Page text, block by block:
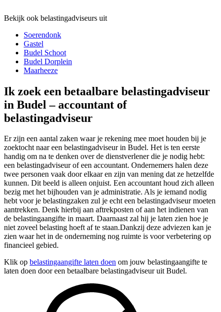
Bekijk ook belastingadviseurs uit
Soerendonk
Gastel
Budel Schoot
Budel Dorplein
Maarheeze
Ik zoek een betaalbare belastingadviseur
in Budel – accountant of
belastingadviseur
Er zijn een aantal zaken waar je rekening mee moet houden bij je
zoektocht naar een belastingadviseur in Budel. Het is ten eerste
handig om na te denken over de dienstverlener die je nodig hebt:
een belastingadviseur of een accountant. Ondernemers halen deze
twee personen vaak door elkaar en zijn van mening dat ze hetzelfde
kunnen. Dit beeld is alleen onjuist. Een accountant houd zich alleen
bezig met het bijhouden van je administratie. Als je iemand nodig
hebt voor je belastingzaken zul je echt een belastingadviseur moeten
aantrekken. Denk hierbij aan aftrekposten of aan het indienen van
de belastingaangifte in maart. Daarnaast zal hij je laten zien hoe je
niet zoveel belasting hoeft af te staan.Dankzij deze adviezen kan je
zien waar het in de onderneming nog ruimte is voor verbetering op
financieel gebied.
Klik op belastingaangifte laten doen om jouw belastingaangifte te
laten doen door een betaalbare belastingadviseur uit Budel.